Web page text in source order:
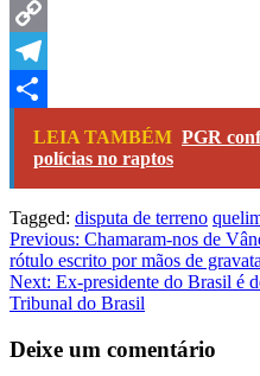
LinkedIn
Copy
Link
Telegram
Share
LEIA TAMBÉM PGR
polícias no raptos
Tagged: disputa de terreno
Navegação
de
artigos
Previous: Chamaram-nos de
rótulo escrito por mãos de gravata
Next: Ex-presidente do Brasil é
Tribunal do Brasil
Deixe um comentário